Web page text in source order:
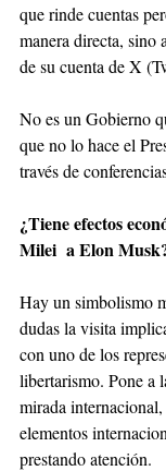
que rinde cuentas
manera directa, sino
de su cuenta de X
No es un Gobierno
que no lo hace el
través de
¿Tiene efectos
Milei  a Elon
Hay un simbolismo
dudas la visita
con uno de los
libertarismo. Pone a
mirada
elementos
prestando atención.